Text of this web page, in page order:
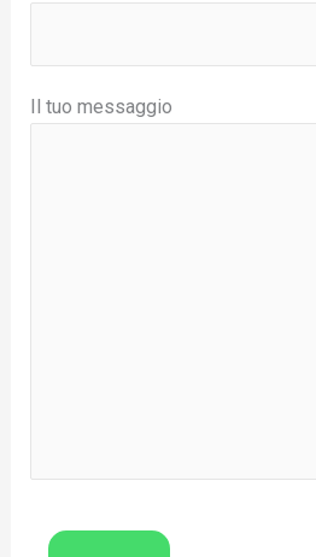
Il tuo messaggio